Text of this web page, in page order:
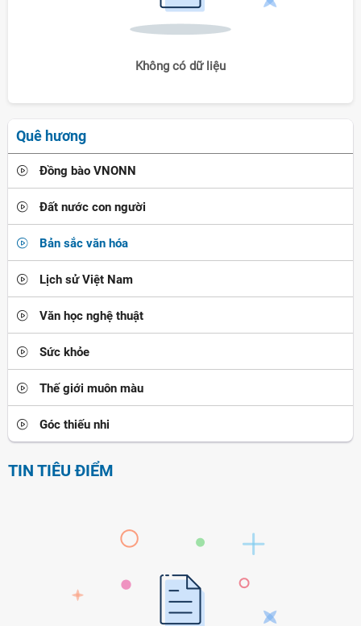
Không có dữ liệu
Quê hương
Đồng bào VNONN
Đất nước con người
Bản sắc văn hóa
Lịch sử Việt Nam
Văn học nghệ thuật
Sức khỏe
Thế giới muôn màu
Góc thiếu nhi
TIN TIÊU ĐIỂM